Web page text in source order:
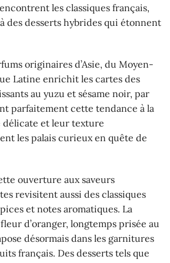
les classiques français,
des desserts hybrides qui étonnent
originaires d’Asie, du Moyen-
Latine enrichit les cartes des
au yuzu et sésame noir, par
parfaitement cette tendance à la
et leur texture
les palais curieux en quête de
ouverture aux saveurs
revisitent aussi des classiques
et notes aromatiques. La
d’oranger, longtemps prisée au
désormais dans les garnitures
français. Des desserts tels que